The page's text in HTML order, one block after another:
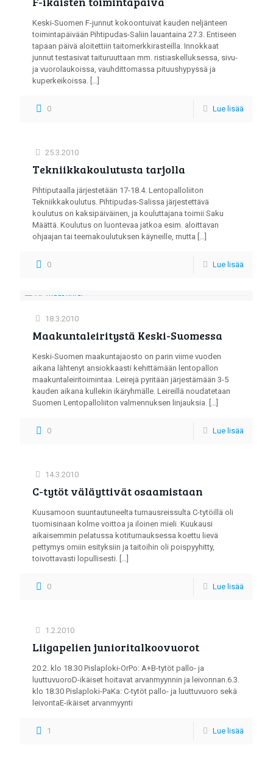
Keski-Suomen F-junnut kokoontuivat kauden neljänteen
toimintapäivään Pihtipudas-Saliin lauantaina 27.3. Entiseen
tapaan päivä aloitettiin taitomerkkirasteilla. Innokkaat
junnut testasivat taituruuttaan mm. ristiaskelluksessa, sivu-
ja vuorolaukoissa, vauhdittomassa pituushypyssä ja
kuperkeikoissa. […]
0 Lue lisää
25.3.2010
Tekniikkakoulutusta tarjolla
Pihtiputaalla järjestetään 17-18.4. Lentopalloliiton
Tekniikkakoulutus. Pihtipudas-Salissa järjestettävä
koulutus on kaksipäiväinen, ja kouluttajana toimii Saku
Määttä. Koulutus on luontevaa jatkoa esim. aloittavan
ohjaajan tai teemakoulutuksen käyneille, mutta […]
0 Lue lisää
18.3.2010
Maakuntaleiritystä Keski-Suomessa
Keski-Suomen maakuntajaosto on parin viime vuoden
aikana lähtenyt ansiokkaasti kehittämään lentopallon
maakuntaleiritoimintaa. Leirejä pyritään järjestämään 3-5
kauden aikana kullekin ikäryhmälle. Leireillä noudatetaan
Suomen Lentopalloliiton valmennuksen linjauksia. […]
0 Lue lisää
14.3.2010
C-tytöt väläyttivät osaamistaan
Kuusamoon suuntautuneelta turnausreissulta C-tytöillä oli
tuomisinaan kolme voittoa ja iloinen mieli. Kuukausi
aikaisemmin pelatussa kotiturnauksessa koettu lievä
pettymys omiin esityksiin ja taitoihin oli poispyyhitty,
toivottavasti lopullisesti. […]
0 Lue lisää
1.2.2010
Liigapelien junioritalkoovuorot
20.2. klo 18.30 Pislaploki-OrPo: A+B-tytöt pallo- ja
luuttuvuoroD-ikäiset hoitavat arvanmyynnin ja leivonnan.6.3.
klo 18.30 Pislaploki-PaKa: C-tytöt pallo- ja luuttuvuoro sekä
leivontaE-ikäiset arvanmyynti
1 Lue lisää